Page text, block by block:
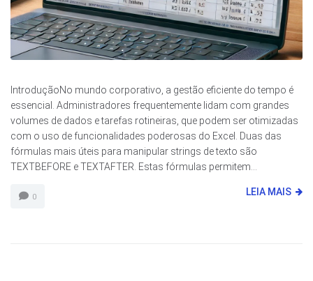
IntroduçãoNo mundo corporativo, a gestão eficiente do tempo é
essencial. Administradores frequentemente lidam com grandes
volumes de dados e tarefas rotineiras, que podem ser otimizadas
com o uso de funcionalidades poderosas do Excel. Duas das
fórmulas mais úteis para manipular strings de texto são
TEXTBEFORE e TEXTAFTER. Estas fórmulas permitem...
0 LEIA MAIS